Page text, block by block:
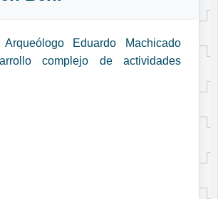
Eduardo Machicado
complejo de actividades